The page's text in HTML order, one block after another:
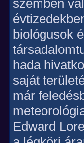
szemben
biológusok
hada
saját
már
Edward